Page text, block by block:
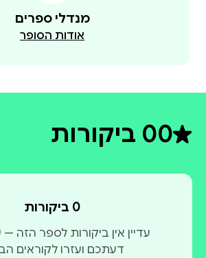
מנדלי ספרים
אודות הסופר
0דירוג ממוצע 0 מתוך 5
0 ביקורות
0 ביקורות
עדיין אין ביקורות לספר הזה
דעתכם ועזרו לקוראים